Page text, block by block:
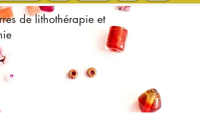
de lithothérapie et